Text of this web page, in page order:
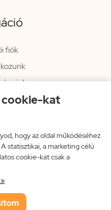
cookie-kat
hogy az oldal működéséhez
statisztikai, a marketing célú
cookie-kat csak a
fiók
Bt.